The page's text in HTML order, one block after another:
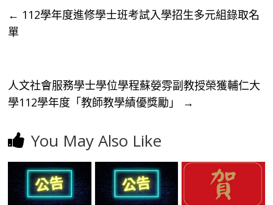
官
網
站
← 112學年度進修學士班考試入學招生多元組錄取名
單
人文社會服務學士學位學程蘇嫈雰副教授榮獲輔仁大
學112學年度「教師教學績優獎勵」
→
You May Also Like